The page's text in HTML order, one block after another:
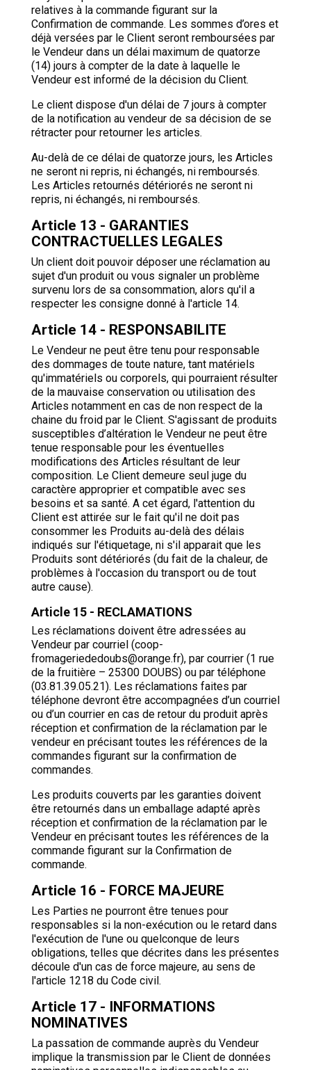
relatives à la commande figurant sur la
Confirmation de commande. Les sommes d’ores et
déjà versées par le Client seront remboursées par
le Vendeur dans un délai maximum de quatorze
(14) jours à compter de la date à laquelle le
Vendeur est informé de la décision du Client.
Le client dispose d'un délai de 7 jours à compter
de la notification au vendeur de sa décision de se
rétracter pour retourner les articles.
Au-delà de ce délai de quatorze jours, les Articles
ne seront ni repris, ni échangés, ni remboursés.
Les Articles retournés détériorés ne seront ni
repris, ni échangés, ni remboursés.
Article 13 - GARANTIES
CONTRACTUELLES LEGALES
Un client doit pouvoir déposer une réclamation au
sujet d'un produit ou vous signaler un problème
survenu lors de sa consommation, alors qu'il a
respecter les consigne donné à l'article 14.
Article 14 - RESPONSABILITE
Le Vendeur ne peut être tenu pour responsable
des dommages de toute nature, tant matériels
qu'immatériels ou corporels, qui pourraient résulter
de la mauvaise conservation ou utilisation des
Articles notamment en cas de non respect de la
chaine du froid par le Client. S'agissant de produits
susceptibles d’altération le Vendeur ne peut être
tenue responsable pour les éventuelles
modifications des Articles résultant de leur
composition. Le Client demeure seul juge du
caractère approprier et compatible avec ses
besoins et sa santé. A cet égard, l'attention du
Client est attirée sur le fait qu'il ne doit pas
consommer les Produits au-delà des délais
indiqués sur l'étiquetage, ni s'il apparait que les
Produits sont détériorés (du fait de la chaleur, de
problèmes à l'occasion du transport ou de tout
autre cause).
Article 15 - RECLAMATIONS
Les réclamations doivent être adressées au
Vendeur par courriel (coop-
fromageriededoubs@orange.fr), par courrier (1 rue
de la fruitière – 25300 DOUBS) ou par téléphone
(03.81.39.05.21). Les réclamations faites par
téléphone devront être accompagnées d’un courriel
ou d’un courrier en cas de retour du produit après
réception et confirmation de la réclamation par le
vendeur en précisant toutes les références de la
commandes figurant sur la confirmation de
commandes.
Les produits couverts par les garanties doivent
être retournés dans un emballage adapté après
réception et confirmation de la réclamation par le
Vendeur en précisant toutes les références de la
commande figurant sur la Confirmation de
commande.
Article 16 - FORCE MAJEURE
Les Parties ne pourront être tenues pour
responsables si la non-exécution ou le retard dans
l'exécution de l'une ou quelconque de leurs
obligations, telles que décrites dans les présentes
découle d'un cas de force majeure, au sens de
l'article 1218 du Code civil.
Article 17 - INFORMATIONS
NOMINATIVES
La passation de commande auprès du Vendeur
implique la transmission par le Client de données